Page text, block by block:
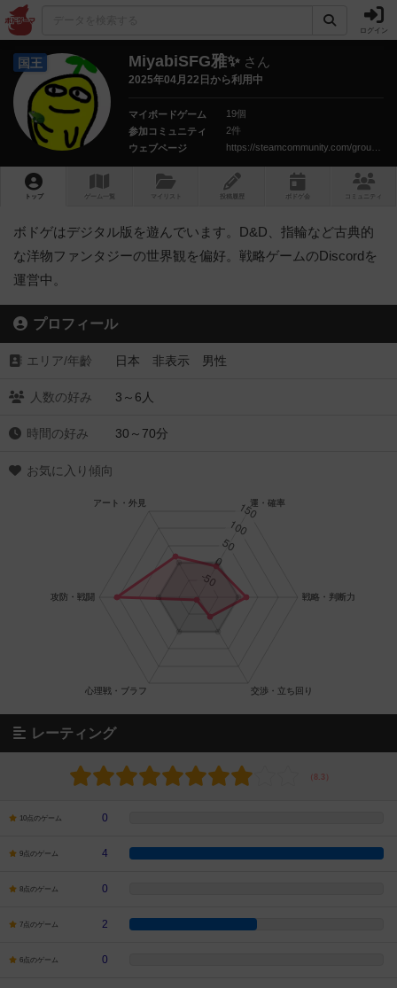
ログイン
国王 MiyabiSFG雅✨ さん
2025年04月22日から利用中
マイボードゲーム
19個
参加コミュニティ
2件
ウェブページ
トップ ゲーム一覧 マイリスト 投稿履歴 ボ ドゲ コミュニティ
ボドゲはデジタル版を遊んでいます。D&D、指輪など古典的
な洋物ファンタジーの世界観を偏好。戦略ゲームのDiscordを
運営中。
プロフィール
エリア/年齡 日本 非表示 男性
人数の好み 3～6人
時間の好み 30～70分
お気に入り傾向
レーティング
10点のゲーム 0
9点のゲーム 4
8点のゲーム 0
7点のゲーム 2
6点のゲーム 0